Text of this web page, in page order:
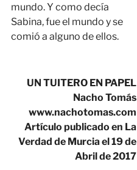
mundo. Y como decía
Sabina, fue el mundo y se
comió a alguno de ellos.
UN TUITERO EN PAPEL
Nacho Tomás
www.nachotomas.com
Artículo publicado en La
Verdad de Murcia el 19 de
Abril de 2017